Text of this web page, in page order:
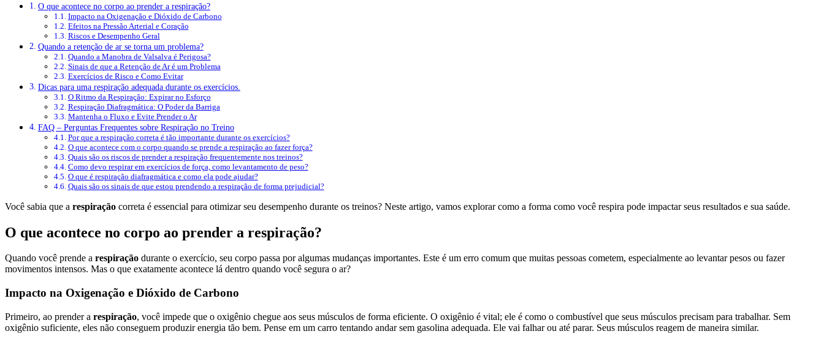
O que acontece no corpo ao prender a respiração?
Impacto na Oxigenação e Dióxido de Carbono
Efeitos na Pressão Arterial e Coração
Riscos e Desempenho Geral
Quando a retenção de ar se torna um problema?
Quando a Manobra de Valsalva é Perigosa?
Sinais de que a Retenção de Ar é um Problema
Exercícios de Risco e Como Evitar
Dicas para uma respiração adequada durante os exercícios.
O Ritmo da Respiração: Expirar no Esforço
Respiração Diafragmática: O Poder da Barriga
Mantenha o Fluxo e Evite Prender o Ar
FAQ – Perguntas Frequentes sobre Respiração no Treino
Por que a respiração correta é tão importante durante os exercícios?
O que acontece com o corpo quando se prende a respiração ao fazer força?
Quais são os riscos de prender a respiração frequentemente nos treinos?
Como devo respirar em exercícios de força, como levantamento de peso?
O que é respiração diafragmática e como ela pode ajudar?
Quais são os sinais de que estou prendendo a respiração de forma prejudicial?
Você sabia que a respiração correta é essencial para otimizar seu desempenho durante os treinos? Neste artigo, vamos explorar como a forma como você respira pode impactar seus resultados e sua saúde.
O que acontece no corpo ao prender a respiração?
Quando você prende a respiração durante o exercício, seu corpo passa por algumas mudanças importantes. Este é um erro comum que muitas pessoas cometem, especialmente ao levantar pesos ou fazer
movimentos intensos. Mas o que exatamente acontece lá dentro quando você segura o ar?
Impacto na Oxigenação e Dióxido de Carbono
Primeiro, ao prender a respiração, você impede que o oxigênio chegue aos seus músculos de forma eficiente. O oxigênio é vital; ele é como o combustível que seus músculos precisam para trabalhar. Sem
oxigênio suficiente, eles não conseguem produzir energia tão bem. Pense em um carro tentando andar sem gasolina adequada. Ele vai falhar ou até parar. Seus músculos reagem de maneira similar.